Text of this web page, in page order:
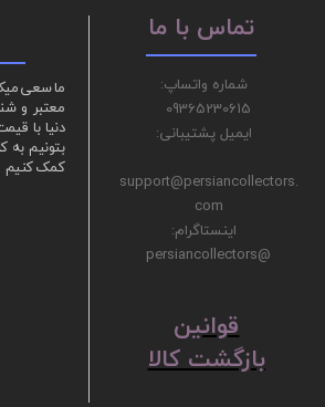
ما سعی
معتبر و
دنیا با
بتونیم به
کمک کنیم
شماره واتساپ:
09365230615
ایمیل پشتیبانی:
support@persiancollectors.
com
اینستاگرام:
@persiancollectors
تماس با ما
ق​​​​​​​وانین
بازگشت کالا